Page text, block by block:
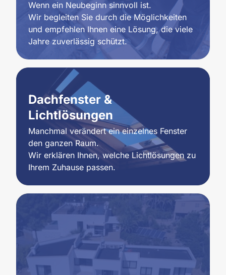
Wenn ein Neubeginn sinnvoll ist.
Wir begleiten Sie durch die Möglichkeiten
und empfehlen Ihnen eine Lösung, die viele
Jahre zuverlässig schützt.
Dachfenster &
Lichtlösungen
Manchmal verändert ein einzelnes Fenster
den ganzen Raum.
Wir erklären Ihnen, welche Lichtlösungen zu
Ihrem Zuhause passen.